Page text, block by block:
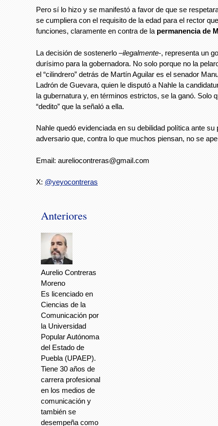
Pero sí lo hizo y se manifestó a favor de que se
se cumpliera con el requisito de la edad para el rector
funciones, claramente en contra de la permanencia de
La decisión de sostenerlo –ilegalmente-, representa un
durísimo para la gobernadora. No solo porque no la
el “cilindrero” detrás de Martín Aguilar es el senador
Ladrón de Guevara, quien le disputó a Nahle la
la gubernatura y, en términos estrictos, se la ganó. Solo
“dedito” que la señaló a ella.
Nahle quedó evidenciada en su debilidad política ante su
adversario que, contra lo que muchos piensan, no se
Email: aureliocontreras@gmail.com
X: @yeyocontreras
Anteriores
Aurelio Contreras
Moreno
Es licenciado en
Ciencias de la
Comunicación por
la Universidad
Popular Autónoma
del Estado de
Puebla (UPAEP).
Tiene 30 años de
carrera profesional
en los medios de
comunicación y
también se
desempeña como